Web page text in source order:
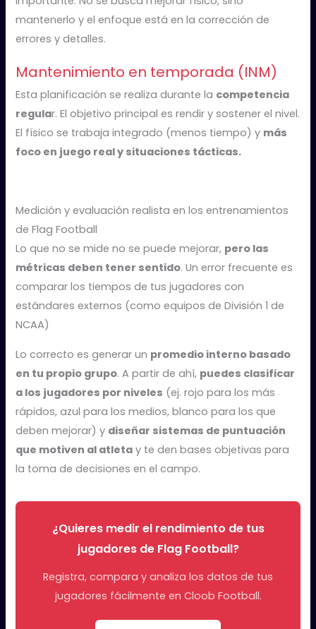
mantenerlo y el enfoque está en la corrección de
errores y detalles.
Mantenimiento en temporada (INM)
Esta planificación se realiza durante la competencia
regular. El objetivo principal es rendir y sostener el nivel.
El físico se trabaja integrado (menos tiempo) y más
foco en juego real y situaciones tácticas.
Medición y evaluación realista en los entrenamientos
de Flag Football
Lo que no se mide no se puede mejorar, pero las
métricas deben tener sentido. Un error frecuente es
comparar los tiempos de tus jugadores con
estándares externos (como equipos de División 1 de
NCAA)
Lo correcto es generar un promedio interno basado
en tu propio grupo. A partir de ahí, puedes clasificar
a los jugadores por niveles (ej. rojo para los más
rápidos, azul para los medios, blanco para los que
deben mejorar) y diseñar sistemas de puntuación
que motiven al atleta y te den bases objetivas para
la toma de decisiones en el campo.
¿Quieres medir el rendimiento de tus
jugadores de Flag Football?
Registra, compara y analiza los datos de tus
jugadores fácilmente en Cloob Football.